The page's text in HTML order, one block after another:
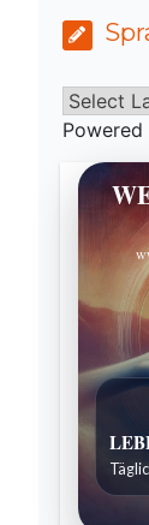
Powered